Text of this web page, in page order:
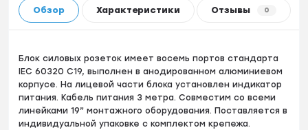
Обзор Характеристики Отзывы 0
Блок силовых розеток имеет восемь портов стандарта
IEC 60320 C19, выполнен в анодированном алюминиевом
корпусе. На лицевой части блока установлен индикатор
питания. Кабель питания 3 метра. Совместим со всеми
линейками 19” монтажного оборудования. Поставляется в
индивидуальной упаковке с комплектом крепежа.